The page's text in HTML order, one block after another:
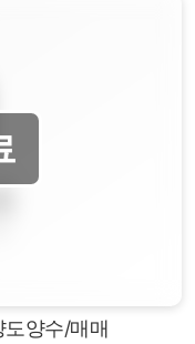
도양수/매매